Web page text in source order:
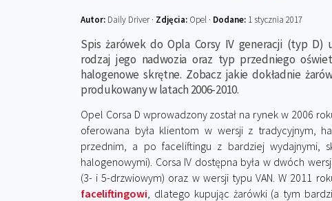
Autor: Daily Driver · Zdjęcia: Opel · Dodane: 1 stycznia 2017
Spis żarówek do Opla Corsy IV generacji (typ D)
rodzaj jego nadwozia oraz typ przedniego
halogenowe skrętne. Zobacz jakie dokładnie
produkowany w latach 2006-2010.
Opel Corsa D wprowadzony został na rynek w 2006
oferowana była klientom w wersji z tradycyjnym,
przednim, a po faceliftingu z bardziej wydajnymi,
halogenowymi). Corsa IV dostępna była w dwóch
(3- i 5-drzwiowym) oraz w wersji typu VAN. W 2011
faceliftingowi, dlatego kupując żarówki (a tym